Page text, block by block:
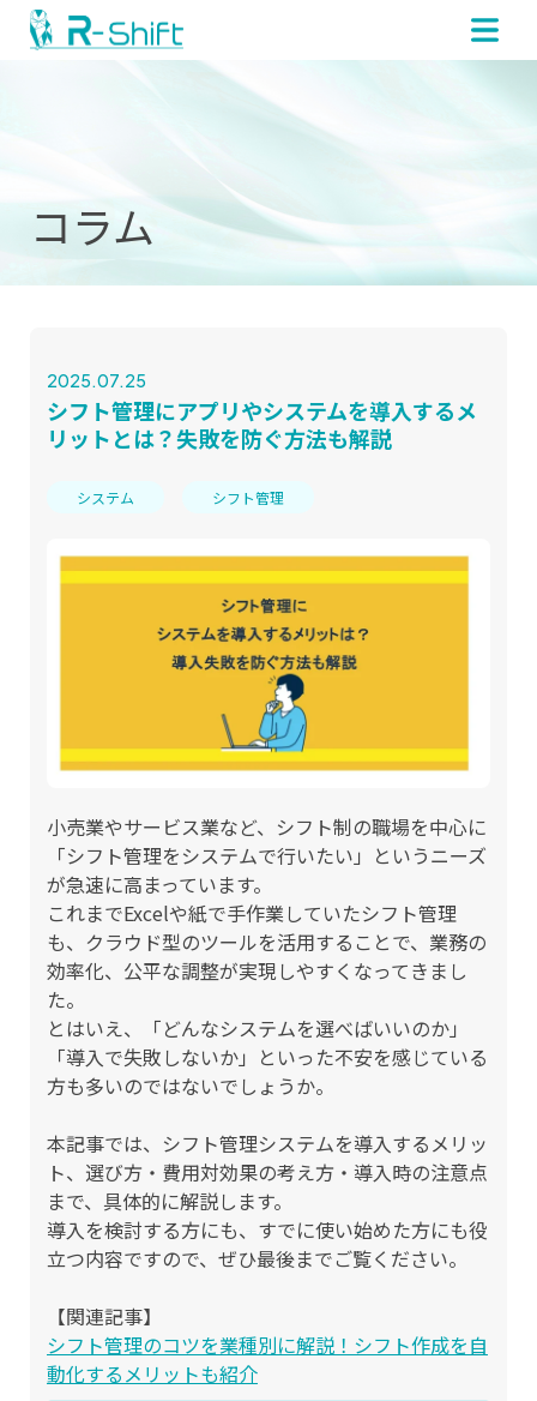
コラム
2025.07.25
シフト管理にアプリやシステムを導入するメ
リットとは？失敗を防ぐ方法も解説
システム シフト管理
小売業やサービス業など、シフト制の職場を中心に
「シフト管理をシステムで行いたい」というニーズ
が急速に高まっています。
これまでExcelや紙で手作業していたシフト管理
も、クラウド型のツールを活用することで、業務の
効率化、公平な調整が実現しやすくなってきまし
た。
とはいえ、「どんなシステムを選べばいいのか」
「導入で失敗しないか」といった不安を感じている
方も多いのではないでしょうか。
本記事では、シフト管理システムを導入するメリッ
ト、選び方・費用対効果の考え方・導入時の注意点
まで、具体的に解説します。
導入を検討する方にも、すでに使い始めた方にも役
立つ内容ですので、ぜひ最後までご覧ください。
【関連記事】
シフト管理のコツを業種別に解説！シフト作成を自
動化するメリットも紹介